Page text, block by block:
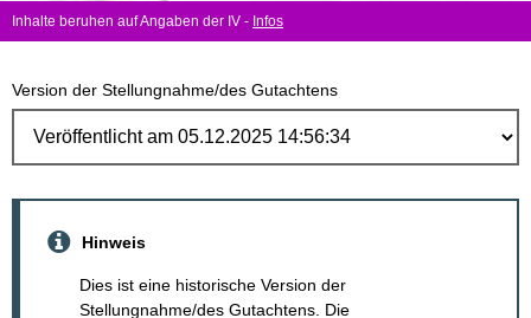
Inhalte beruhen auf Angaben der IV - Infos
Version der Stellungnahme/des Gutachtens
Hinweis
Dies ist eine historische Version der
Stellungnahme/des Gutachtens. Die